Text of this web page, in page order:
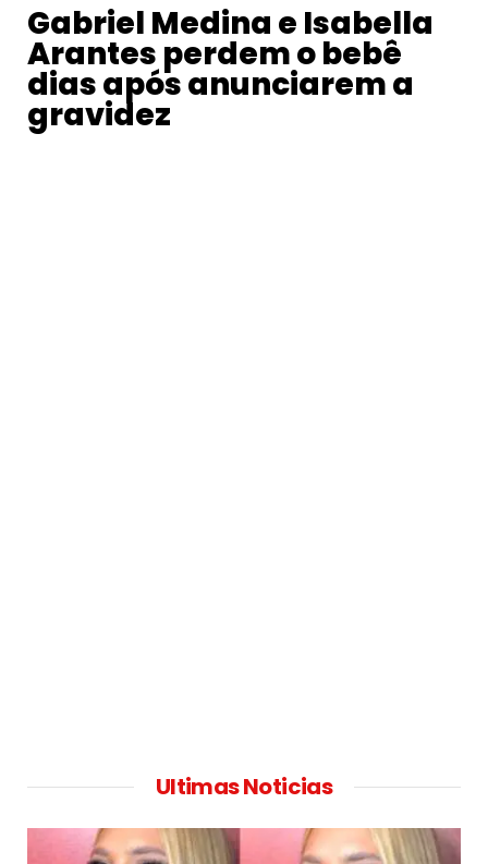
Gabriel Medina e Isabella
Arantes perdem o bebê
dias após anunciarem a
gravidez
Ultimas Noticias